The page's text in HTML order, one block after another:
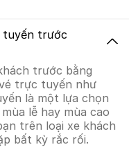
tuyến trước
trước bằng
trực tuyến như
là một lựa chọn
lễ hay mùa cao
trên loại xe khách
bất kỳ rắc rối.